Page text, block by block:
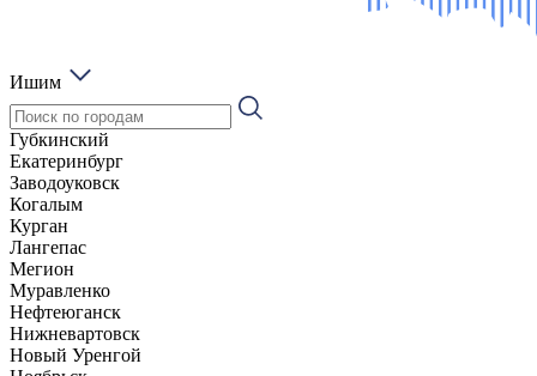
Ишим
Губкинский
Екатеринбург
Заводоуковск
Когалым
Курган
Лангепас
Мегион
Муравленко
Нефтеюганск
Нижневартовск
Новый Уренгой